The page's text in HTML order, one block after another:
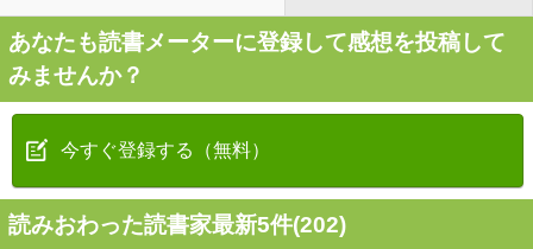
あなたも読書メーターに登録して感想を投稿して
みませんか？
今すぐ登録する（無料）
読みおわった読書家最新5件(202)